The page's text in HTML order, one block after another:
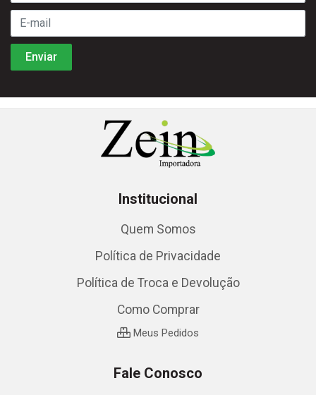
Institucional
Quem Somos
Política de Privacidade
Política de Troca e Devolução
Como Comprar
Meus Pedidos
Fale Conosco